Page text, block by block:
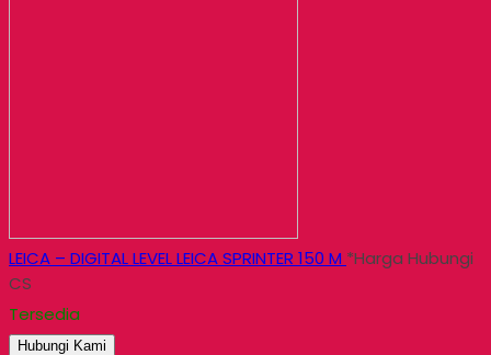
LEICA – DIGITAL LEVEL LEICA SPRINTER 150 M *Harga Hubungi
CS
Tersedia
Hubungi Kami